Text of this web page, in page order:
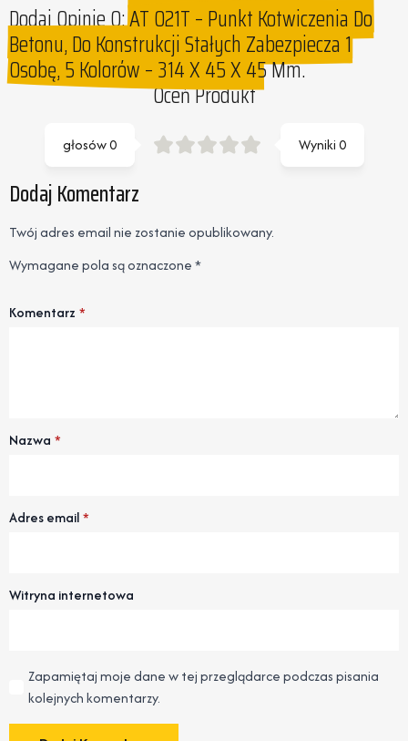
Dodaj Opinie O:AT 021T – Punkt Kotwiczenia Do
Betonu, Do Konstrukcji Stałych Zabezpiecza 1
Osobę, 5 Kolorów – 314 X 45 X 45 Mm.
Oceń Produkt
Wyniki0
głosów0
Dodaj Komentarz
Twój adres email nie zostanie opublikowany.
Wymagane pola są oznaczone*
Komentarz *
Nazwa *
Adres email*
Witryna internetowa
Zapamiętaj moje dane w tej przeglądarce podczas pisania
kolejnych komentarzy.